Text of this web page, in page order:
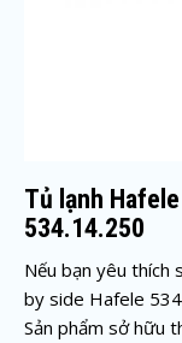
Tủ lạnh
534.14.250
Nếu bạn yêu thích
by side Hafele
Sản phẩm sở hữu